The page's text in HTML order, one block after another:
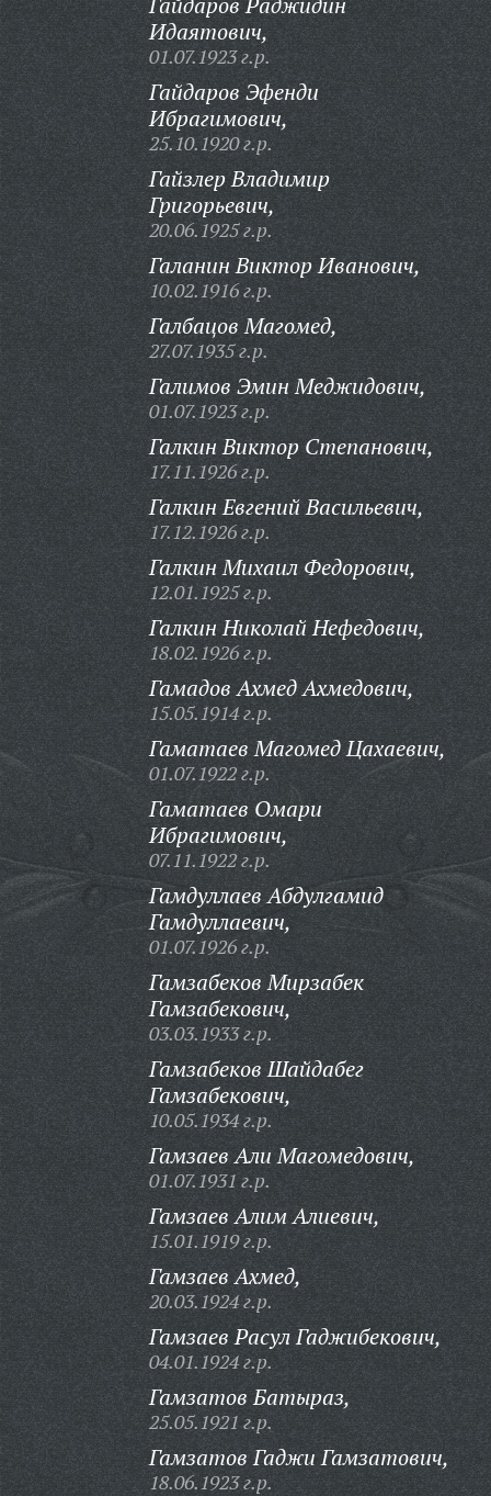
Идаятович,
01.07.1923 г.р.
Гайдаров Эфенди
Ибрагимович,
25.10.1920 г.р.
Гайзлер Владимир
Григорьевич,
20.06.1925 г.р.
Галанин Виктор Иванович,
10.02.1916 г.р.
Галбацов Магомед,
27.07.1935 г.р.
Галимов Эмин Меджидович,
01.07.1923 г.р.
Галкин Виктор Степанович,
17.11.1926 г.р.
Галкин Евгений Васильевич,
17.12.1926 г.р.
Галкин Михаил Федорович,
12.01.1925 г.р.
Галкин Николай Нефедович,
18.02.1926 г.р.
Гамадов Ахмед Ахмедович,
15.05.1914 г.р.
Гаматаев Магомед Цахаевич,
01.07.1922 г.р.
Гаматаев Омари
Ибрагимович,
07.11.1922 г.р.
Гамдуллаев Абдулгамид
Гамдуллаевич,
01.07.1926 г.р.
Гамзабеков Мирзабек
Гамзабекович,
03.03.1933 г.р.
Гамзабеков Шайдабег
Гамзабекович,
10.05.1934 г.р.
Гамзаев Али Магомедович,
01.07.1931 г.р.
Гамзаев Алим Алиевич,
15.01.1919 г.р.
Гамзаев Ахмед,
20.03.1924 г.р.
Гамзаев Расул Гаджибекович,
04.01.1924 г.р.
Гамзатов Батыраз,
25.05.1921 г.р.
Гамзатов Гаджи Гамзатович,
18.06.1923 г.р.